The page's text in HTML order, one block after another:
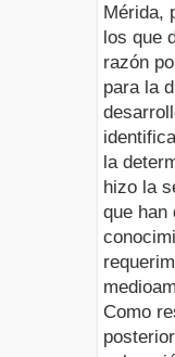
Mérida,
los que
razón
para la
la
hizo la
que han
Como